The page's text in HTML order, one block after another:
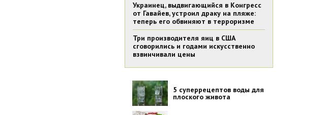
Украинец, выдвигающийся в Конгресс
от Гавайев, устроил драку на пляже:
теперь его обвиняют в терроризме
Три производителя яиц в США
сговорились и годами искусственно
взвинчивали цены
5 суперрецептов воды для
плоского живота